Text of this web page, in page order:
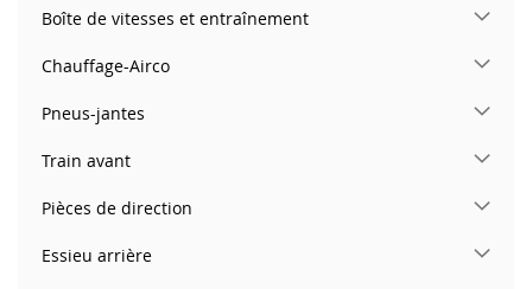
Boîte de vitesses et entraînement
Chauffage-Airco
Pneus-jantes
Train avant
Pièces de direction
Essieu arrière